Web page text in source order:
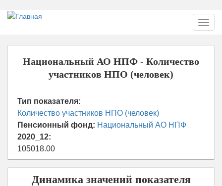
Перейти
основному
содержанию
Национальный АО НПФ - Количество
участников НПО (человек)
Тип показателя:
Количество участников НПО (человек)
Пенсионный фонд: Национальный АО НПФ
2020_12:
105018.00
Динамика значений показателя